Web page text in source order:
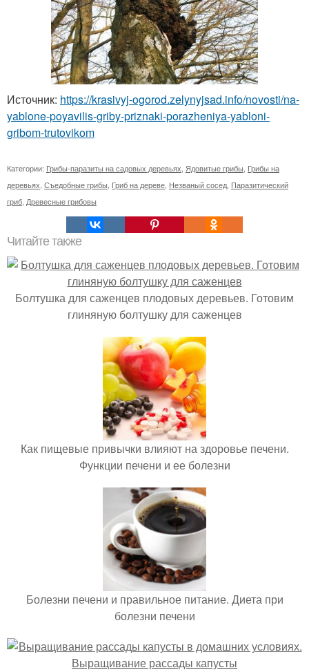
Источник: https://krasivyj-ogorod.zelynyjsad.info/novosti/na-
yablone-poyavilis-griby-priznaki-porazheniya-yabloni-
gribom-trutovikom
Категории: Грибы-паразиты на садовых деревьях Ядовитые грибы Грибы на
деревьях Съедобные грибы Гриб на дереве Незваный сосед Паразитический
гриб Древесные грибовы
Читайте также
Болтушка для саженцев плодовых деревьев. Готовим
глиняную болтушку для саженцев
Как пищевые привычки влияют на здоровье печени.
Функции печени и ее болезни
Болезни печени и правильное питание. Диета при
болезни печени